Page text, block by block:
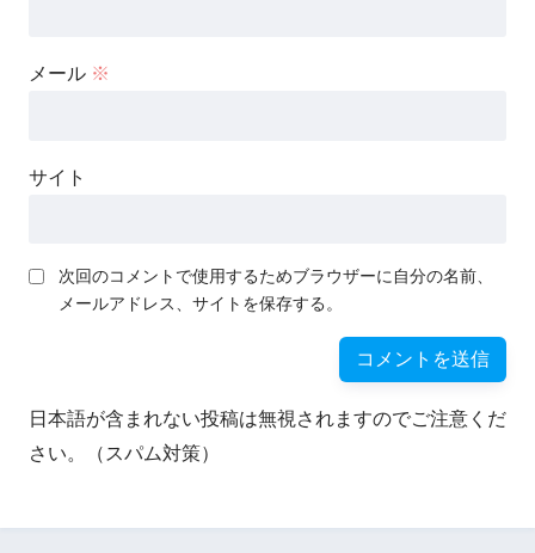
メール ※
サイト
次回のコメントで使用するためブラウザーに自分の名前、
メールアドレス、サイトを保存する。
日本語が含まれない投稿は無視されますのでご注意くだ
さい。（スパム対策）